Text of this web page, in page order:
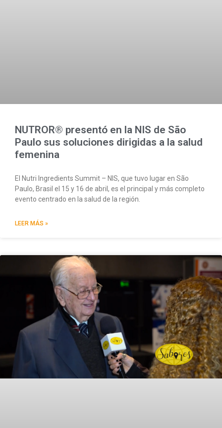
NUTROR® presentó en la NIS de São
Paulo sus soluciones dirigidas a la salud
femenina
El Nutri Ingredients Summit – NIS, que tuvo lugar en São
Paulo, Brasil el 15 y 16 de abril, es el principal y más completo
evento centrado en la salud de la región.
LEER MÁS »